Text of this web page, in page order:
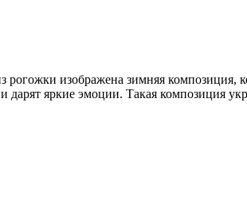
изображена зимняя
яркие эмоции. Такая композиция